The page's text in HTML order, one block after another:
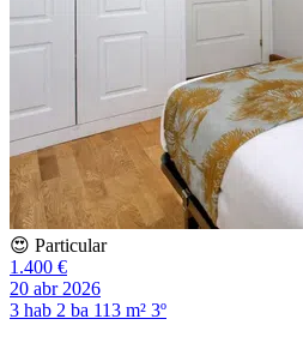
😍 Particular
1.400 €
20 abr 2026
3 hab 2 ba 113 m² 3º